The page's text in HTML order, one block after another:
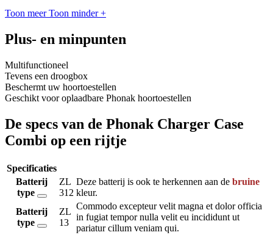
Toon meer Toon minder +
Plus- en minpunten
Multifunctioneel
Tevens een droogbox
Beschermt uw hoortoestellen
Geschikt voor oplaadbare Phonak hoortoestellen
De specs van de Phonak Charger Case
Combi op een rijtje
Specificaties
Batterij
type
ZL
312
Deze batterij is ook te herkennen aan de bruine
kleur.
Batterij
type
ZL
13
Commodo excepteur velit magna et dolor officia
in fugiat tempor nulla velit eu incididunt ut
pariatur cillum veniam qui.